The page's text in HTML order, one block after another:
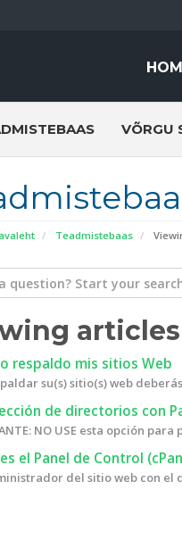
VÕRGU
Teadmistebaas
respaldo mis sitios Web
su(s) sitio(s) web
de directorios con
NO USE esta opción
el Panel de Control
del sitio web con el